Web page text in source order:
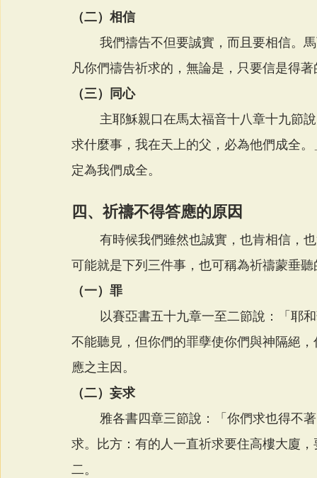
（二）相信
凡你們禱告祈求的，無論是，只要信是得
（三）同心
求什麼事，我在天上的父，必為他們成全
定為我們成全。
四、祈禱不得答應的原因
可能就是下列三件事，也可稱為祈禱蒙垂
（一）罪
不能聽見，但你們的罪孽使你們與神隔絕
應之主因。
（二）妄求
求。比方：有的人一直祈求要住高樓大廈
二。